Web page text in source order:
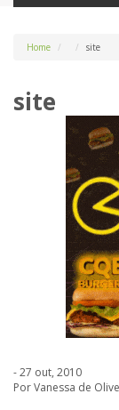
Home site
site
- 27 out, 2010
Por Vanessa de